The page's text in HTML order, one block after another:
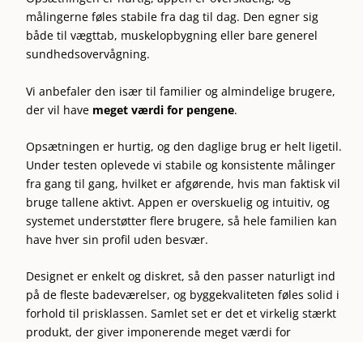
målingerne føles stabile fra dag til dag. Den egner sig
både til vægttab, muskelopbygning eller bare generel
sundhedsovervågning.
Vi anbefaler den især til familier og almindelige brugere,
der vil have meget værdi for pengene.
Opsætningen er hurtig, og den daglige brug er helt ligetil.
Under testen oplevede vi stabile og konsistente målinger
fra gang til gang, hvilket er afgørende, hvis man faktisk vil
bruge tallene aktivt. Appen er overskuelig og intuitiv, og
systemet understøtter flere brugere, så hele familien kan
have hver sin profil uden besvær.
Designet er enkelt og diskret, så den passer naturligt ind
på de fleste badeværelser, og byggekvaliteten føles solid i
forhold til prisklassen. Samlet set er det et virkelig stærkt
produkt, der giver imponerende meget værdi for